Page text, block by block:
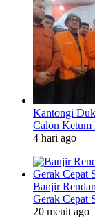
Kantongi
Calon Ketum
4 hari ago
Banjir
Gerak Cepat
20 menit ago